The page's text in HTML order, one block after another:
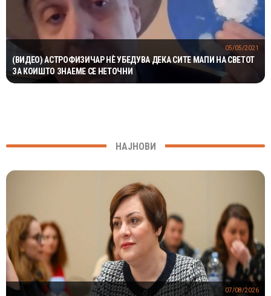
(ВИДЕО) АСТРОФИЗИЧАР НÈ УБЕДУВА ДЕКА СИТЕ МАПИ НА СВЕТОТ
ЗА КОИШТО ЗНАЕМЕ СЕ НЕТОЧНИ
05/05/2021
НАЈНОВИ
07/08/2026